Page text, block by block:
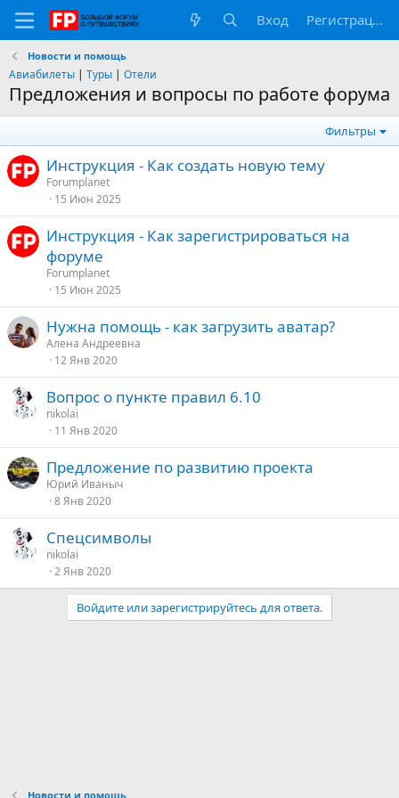
Вход Регистрация
Новости и помощь
Авиабилеты | Туры | Отели
Предложения и вопросы по работе форума
Фильтры
Инструкция - Как создать новую тему
Forumplanet
15 Июн 2025
Инструкция - Как зарегистрироваться на
форуме
Forumplanet
15 Июн 2025
Нужна помощь - как загрузить аватар?
Алена Андреевна
12 Янв 2020
Вопрос о пункте правил 6.10
nikolai
11 Янв 2020
Предложение по развитию проекта
Юрий Иваныч
8 Янв 2020
Спецсимволы
nikolai
2 Янв 2020
Войдите или зарегистрируйтесь для ответа.
Новости и помощь